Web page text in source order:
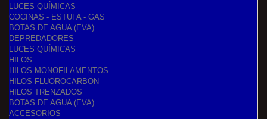
LUCES QUÍMICAS
COCINAS - ESTUFA - GAS
BOTAS DE AGUA (EVA)
DEPREDADORES
LUCES QUÍMICAS
HILOS
HILOS MONOFILAMENTOS
HILOS FLUOROCARBON
HILOS TRENZADOS
BOTAS DE AGUA (EVA)
ACCESORIOS